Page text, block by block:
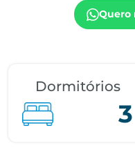
Quero
Dormitórios
3